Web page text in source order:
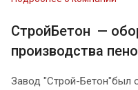
СтройБетон —
производства
Завод "Строй-Бетон"был